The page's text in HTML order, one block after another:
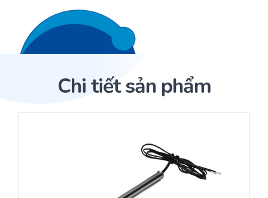
Trang Chủ
Nhà phân phối cảm biến
Chi tiết sản phẩm